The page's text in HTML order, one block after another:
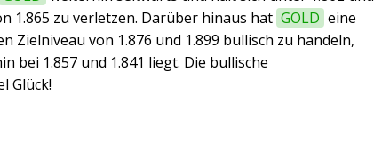
1.865 zu verletzen. Darüber hinaus hat GOLD eine
Zielniveau von 1.876 und 1.899 bullisch zu handeln,
bei 1.857 und 1.841 liegt. Die bullische
Glück!